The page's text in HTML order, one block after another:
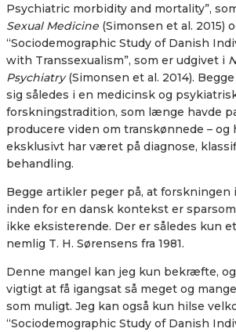
Psychiatric morbidity and mortality”,
Sexual Medicine (Simonsen et al. 2015)
“Sociodemographic Study of Danish
with Transsexualism”, som er udgivet i
Psychiatry(Simonsen et al. 2014).
sig således i en medicinsk og
forskningstradition, som længe havde
producere viden om transkønnede – og
eksklusivt har været på diagnose,
behandling.
Begge artikler peger på, at
inden for en dansk kontekst er
ikke eksisterende. Der er således kun
nemlig T. H. Sørensens fra 1981.
Denne mangel kan jeg kun bekræfte,
vigtigt at få igangsat så meget og
som muligt. Jeg kan også kun hilse
“Sociodemographic Study of Danish